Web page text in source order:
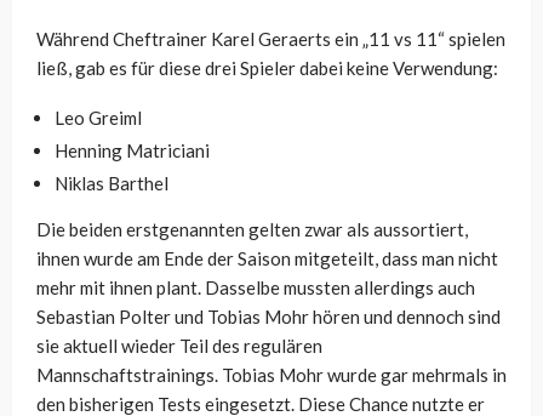
Während Cheftrainer Karel Geraerts ein „11 vs 11“ spielen
ließ, gab es für diese drei Spieler dabei keine Verwendung:
Leo Greiml
Henning Matriciani
Niklas Barthel
Die beiden erstgenannten gelten zwar als aussortiert,
ihnen wurde am Ende der Saison mitgeteilt, dass man nicht
mehr mit ihnen plant. Dasselbe mussten allerdings auch
Sebastian Polter und Tobias Mohr hören und dennoch sind
sie aktuell wieder Teil des regulären
Mannschaftstrainings. Tobias Mohr wurde gar mehrmals in
den bisherigen Tests eingesetzt. Diese Chance nutzte er